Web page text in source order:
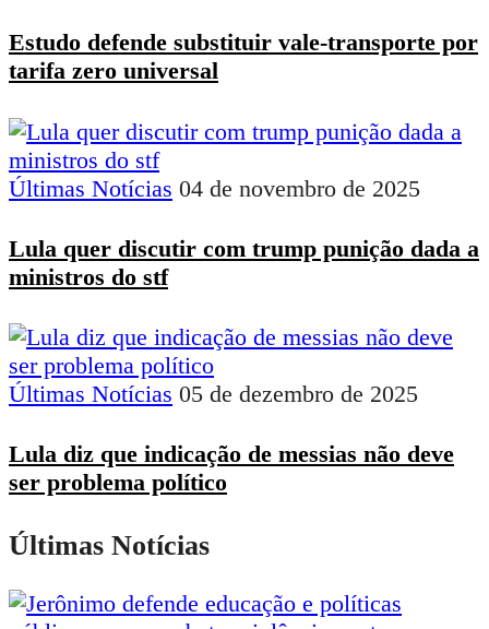
Estudo defende substituir vale-transporte por
tarifa zero universal
Últimas Notícias 04 de novembro de 2025
Lula quer discutir com trump punição dada a
ministros do stf
Últimas Notícias 05 de dezembro de 2025
Lula diz que indicação de messias não deve
ser problema político
Últimas Notícias